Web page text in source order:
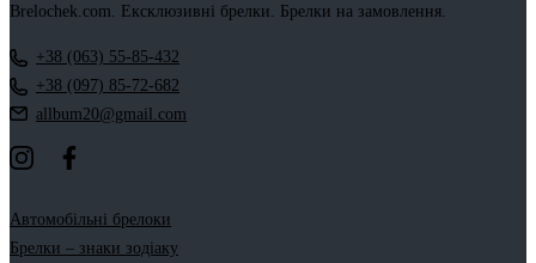
Brelochek.com. Ексклюзивні брелки. Брелки на замовлення.
+38 (063) 55-85-432
+38 (097) 85-72-682
allbum20@gmail.com
Автомобільні брелоки
Брелки – знаки зодіаку